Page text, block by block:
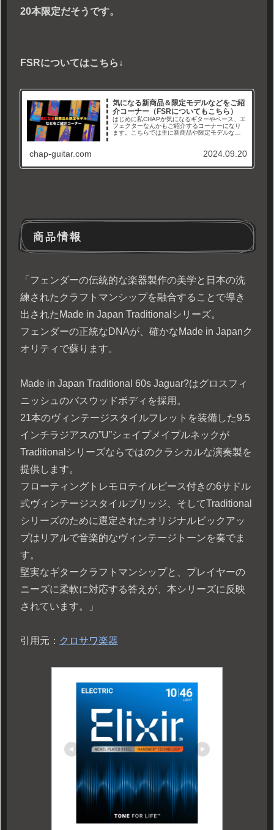
20本限定だそうです。
FSRについてはこちら↓
気になる新商品＆限定モデルなどをご紹
介コーナー（FSRについてもこちら）
はじめに私CHAPが気になるギターやベース、エ
フェクターなんかもご紹介するコーナーになり
ます。こちらでは主に新商品や限定モデルなど
chap-guitar.com 2024.09.20
商品情報
「フェンダーの伝統的な楽器製作の美学と日本の洗
練されたクラフトマンシップを融合することで導き
出されたMade in Japan Traditionalシリーズ。
フェンダーの正統なDNAが、確かなMade in Japanク
オリティで蘇ります。
Made in Japan Traditional 60s Jaguar?はグロスフィ
ニッシュのバスウッドボディを採用。
21本のヴィンテージスタイルフレットを装備した9.5
インチラジアスの”U”シェイプメイプルネックが
Traditionalシリーズならではのクラシカルな演奏製を
提供します。
フローティングトレモロテイルピース付きの6サドル
式ヴィンテージスタイルブリッジ、そしてTraditional
シリーズのために選定されたオリジナルピックアッ
プはリアルで音楽的なヴィンテージトーンを奏でま
す。
堅実なギタークラフトマンシップと、プレイヤーの
ニーズに柔軟に対応する答えが、本シリーズに反映
されています。」
引用元： クロサワ楽器